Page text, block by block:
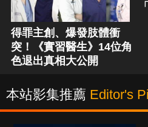
得罪主創、爆發肢體衝
突！《實習醫生》14位角
色退出真相大公開
本站影集推薦 Editor's